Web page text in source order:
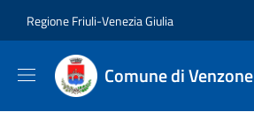
Regione Friuli-Venezia Giulia
Comune di Venzone